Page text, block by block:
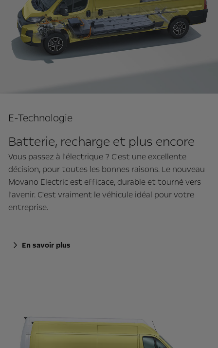
E-Technologie
Batterie, recharge et plus encore
Vous passez à l'électrique ? C'est une excellente
décision, pour toutes les bonnes raisons. Le nouveau
Movano Electric est efficace, durable et tourné vers
l'avenir. C'est vraiment le véhicule idéal pour votre
entreprise.
En savoir plus